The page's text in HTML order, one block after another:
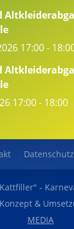
17:00-
17:00- 18:00
Datenschutz
-
&
MEDIA